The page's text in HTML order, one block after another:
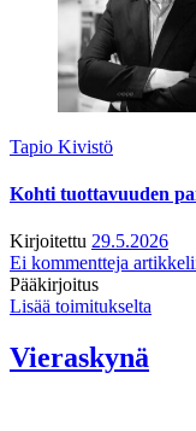
Tapio Kivistö
Kohti tuottavuuden
Kirjoitettu 29.5.2026
Ei kommentteja
Pääkirjoitus
Lisää toimitukselta
Vieraskynä